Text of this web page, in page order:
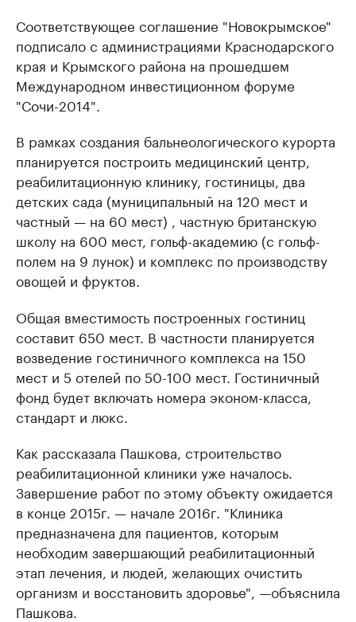
Соответствующее соглашение "Новокрымское"
подписало с администрациями Краснодарского
края и Крымского района на прошедшем
Международном инвестиционном форуме
"Сочи-2014".
В рамках создания бальнеологического курорта
планируется построить медицинский центр,
реабилитационную клинику, гостиницы, два
детских сада (муниципальный на 120 мест и
частный — на 60 мест) , частную британскую
школу на 600 мест, гольф-академию (с гольф-
полем на 9 лунок) и комплекс по производству
овощей и фруктов.
Общая вместимость построенных гостиниц
составит 650 мест. В частности планируется
возведение гостиничного комплекса на 150
мест и 5 отелей по 50-100 мест. Гостиничный
фонд будет включать номера эконом-класса,
стандарт и люкс.
Как рассказала Пашкова, строительство
реабилитационной клиники уже началось.
Завершение работ по этому объекту ожидается
в конце 2015г. — начале 2016г. "Клиника
предназначена для пациентов, которым
необходим завершающий реабилитационный
этап лечения, и людей, желающих очистить
организм и восстановить здоровье", —объяснила
Пашкова.